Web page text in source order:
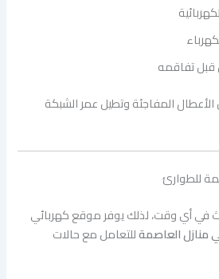
تفاقمه
المفاجئة وتطيل عمر الشبكة
للطوارئ
في أي وقت، لذلك يوفر موقع كهربائي
منازل العاصمةللتعامل مع حالات